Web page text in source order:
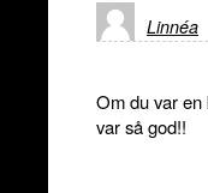
Linnéa
Om du var en
var så god!!